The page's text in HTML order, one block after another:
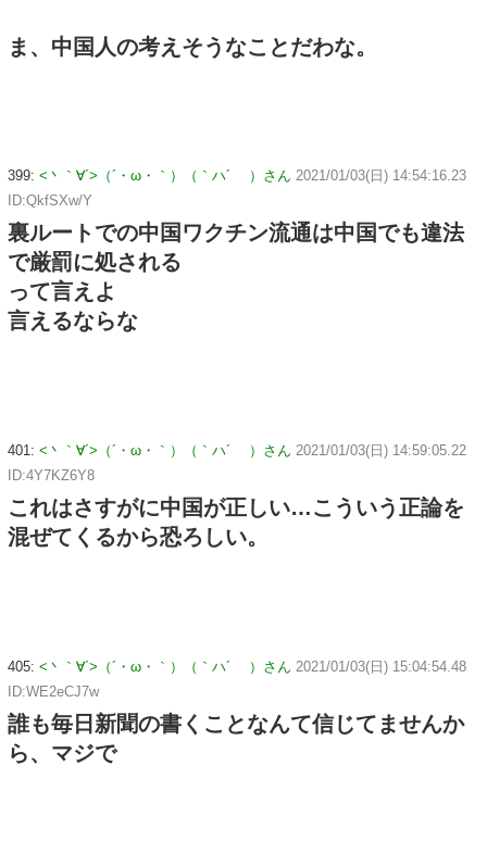
ま、中国人の考えそうなことだわな。
399: <丶｀∀´>（´・ω・｀）（｀ハ´ ）さん 2021/01/03(日) 14:54:16.23
ID:QkfSXw/Y
裏ルートでの中国ワクチン流通は中国でも違法
で厳罰に処される
って言えよ
言えるならな
401: <丶｀∀´>（´・ω・｀）（｀ハ´ ）さん 2021/01/03(日) 14:59:05.22
ID:4Y7KZ6Y8
これはさすがに中国が正しい…こういう正論を
混ぜてくるから恐ろしい。
405: <丶｀∀´>（´・ω・｀）（｀ハ´ ）さん 2021/01/03(日) 15:04:54.48
ID:WE2eCJ7w
誰も毎日新聞の書くことなんて信じてませんか
ら、マジで